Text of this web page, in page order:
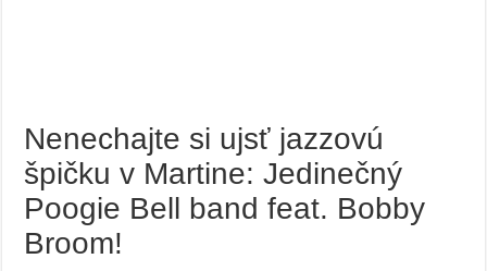
Nenechajte si ujsť jazzovú
špičku v Martine: Jedinečný
Poogie Bell band feat. Bobby
Broom!